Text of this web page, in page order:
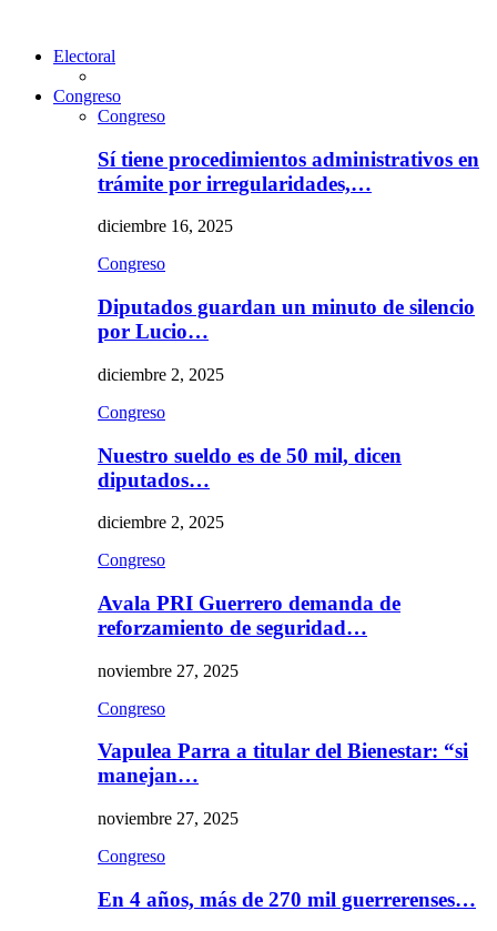
Electoral
Congreso
Congreso
Sí tiene procedimientos administrativos en
trámite por irregularidades,…
diciembre 16, 2025
Congreso
Diputados guardan un minuto de silencio
por Lucio…
diciembre 2, 2025
Congreso
Nuestro sueldo es de 50 mil, dicen
diputados…
diciembre 2, 2025
Congreso
Avala PRI Guerrero demanda de
reforzamiento de seguridad…
noviembre 27, 2025
Congreso
Vapulea Parra a titular del Bienestar: “si
manejan…
noviembre 27, 2025
Congreso
En 4 años, más de 270 mil guerrerenses…